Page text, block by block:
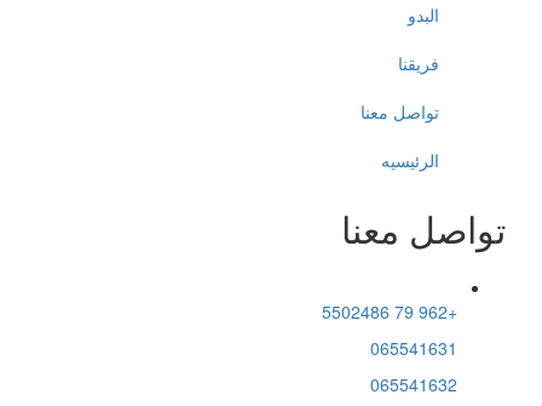
البدو
فريقنا
تواصل معنا
الرئيسيه
تواصل معنا
065541631
065541632